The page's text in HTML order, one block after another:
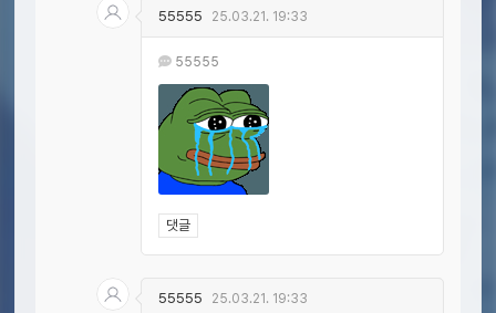
55555 25.03.21. 19:33
55555
댓글
55555 25.03.21. 19:33